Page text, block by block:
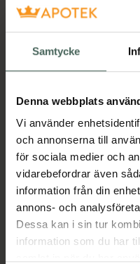
Samtycke
Denna webbplats
Vi använder
och annonserna till
för sociala medier och
vidarebefordrar även
information från din
annons- och
Dessa kan i sin tur
information som du har
I
Aktuella
Beskrivning
EAN: